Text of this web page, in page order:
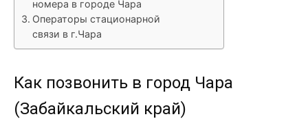
номера в городе Чара
Операторы стационарной
связи в г.Чара
Как позвонить в город Чара
(Забайкальский край)